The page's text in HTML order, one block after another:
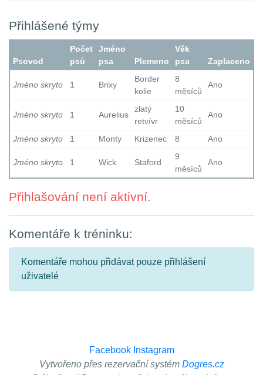
Přihlášené týmy
Psovod
Počet
psů
Jméno
psa
Plemeno
Věk
psa
Zaplaceno
Jméno skryto 1 Brixy
Border
kolie
8
měsíců
Ano
Jméno skryto 1 Aurelius
zlatý
retvívr
10
měsíců
Ano
Jméno skryto 1 Monty Krizenec 8 Ano
Jméno skryto 1 Wick Staford
9
měsíců
Ano
Přihlašování není aktivní.
Komentáře k tréninku:
Komentáře mohou přidávat pouze přihlášení
uživatelé
Facebook Instagram
Vytvořeno přes rezervační systém Dogres.cz